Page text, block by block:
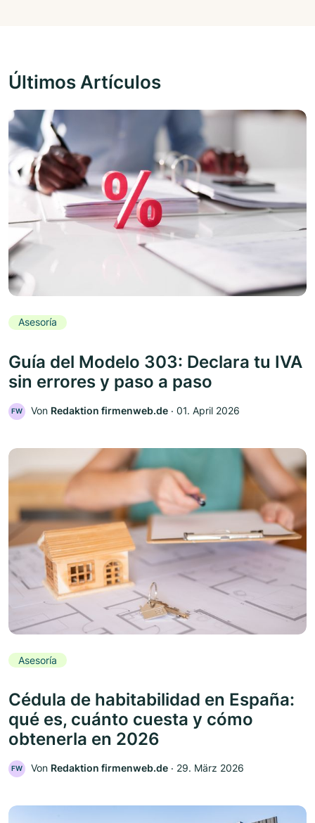
Últimos Artículos
Asesoría
Guía del Modelo 303: Declara tu IVA
sin errores y paso a paso
FW Von Redaktion firmenweb.de ‧ 01. April 2026
Asesoría
Cédula de habitabilidad en España:
qué es, cuánto cuesta y cómo
obtenerla en 2026
FW Von Redaktion firmenweb.de ‧ 29. März 2026